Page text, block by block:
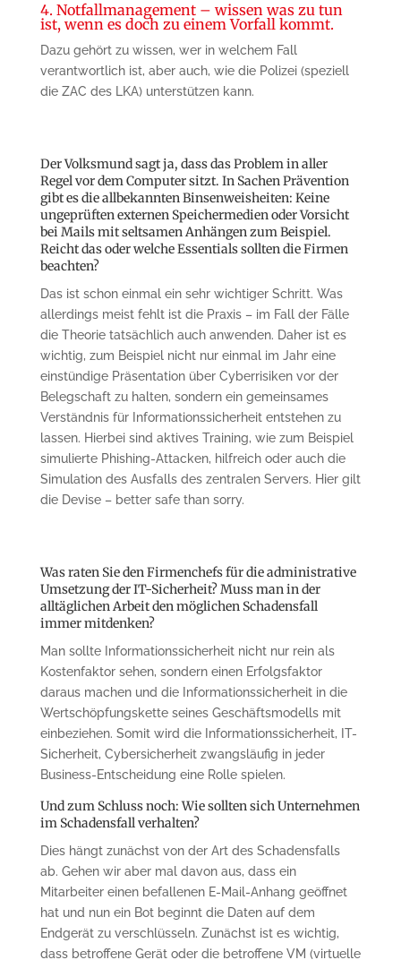
4. Notfallmanagement – wissen was zu tun
ist, wenn es doch zu einem Vorfall kommt.
Dazu gehört zu wissen, wer in welchem Fall
verantwortlich ist, aber auch, wie die Polizei (speziell
die ZAC des LKA) unterstützen kann.
Der Volksmund sagt ja, dass das Problem in aller
Regel vor dem Computer sitzt. In Sachen Prävention
gibt es die allbekannten Binsenweisheiten: Keine
ungeprüften externen Speichermedien oder Vorsicht
bei Mails mit seltsamen Anhängen zum Beispiel.
Reicht das oder welche Essentials sollten die Firmen
beachten?
Das ist schon einmal ein sehr wichtiger Schritt. Was
allerdings meist fehlt ist die Praxis – im Fall der Fälle
die Theorie tatsächlich auch anwenden. Daher ist es
wichtig, zum Beispiel nicht nur einmal im Jahr eine
einstündige Präsentation über Cyberrisiken vor der
Belegschaft zu halten, sondern ein gemeinsames
Verständnis für Informationssicherheit entstehen zu
lassen. Hierbei sind aktives Training, wie zum Beispiel
simulierte Phishing-Attacken, hilfreich oder auch die
Simulation des Ausfalls des zentralen Servers. Hier gilt
die Devise – better safe than sorry.
Was raten Sie den Firmenchefs für die administrative
Umsetzung der IT-Sicherheit? Muss man in der
alltäglichen Arbeit den möglichen Schadensfall
immer mitdenken?
Man sollte Informationssicherheit nicht nur rein als
Kostenfaktor sehen, sondern einen Erfolgsfaktor
daraus machen und die Informationssicherheit in die
Wertschöpfungskette seines Geschäftsmodells mit
einbeziehen. Somit wird die Informationssicherheit, IT-
Sicherheit, Cybersicherheit zwangsläufig in jeder
Business-Entscheidung eine Rolle spielen.
Und zum Schluss noch: Wie sollten sich Unternehmen
im Schadensfall verhalten?
Dies hängt zunächst von der Art des Schadensfalls
ab. Gehen wir aber mal davon aus, dass ein
Mitarbeiter einen befallenen E-Mail-Anhang geöffnet
hat und nun ein Bot beginnt die Daten auf dem
Endgerät zu verschlüsseln. Zunächst ist es wichtig,
dass betroffene Gerät oder die betroffene VM (virtuelle